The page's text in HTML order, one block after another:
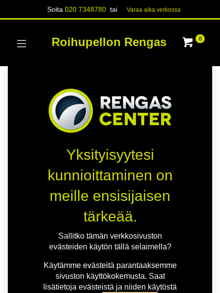
Soita020 7348780 tai Varaa aika verk​​​​ossa
Roihupellon Rengas 0
Yksityisyytesi
kunnioittaminen on
meille ensisijaisen
tärkeää.
Sallitko tämän verkkosivuston
evästeiden käytön tällä selaimella?
Käytämme evästeitä parantaaksemme
sivuston käyttökokemusta. Saat
lisätietoja evästeistä ja niiden käytöstä